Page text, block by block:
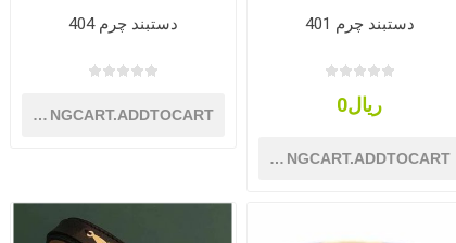
دستبند چرم 401
ریال0
SHOPPINGCART.ADDTOCART
دستبند چرم 404
SHOPPINGCART.ADDTOCART